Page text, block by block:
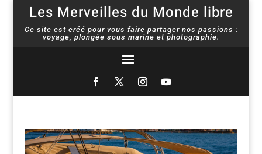
Les Merveilles du Monde libre
Ce site est créé pour vous faire partager nos passions :
voyage, plongée sous marine et photographie.